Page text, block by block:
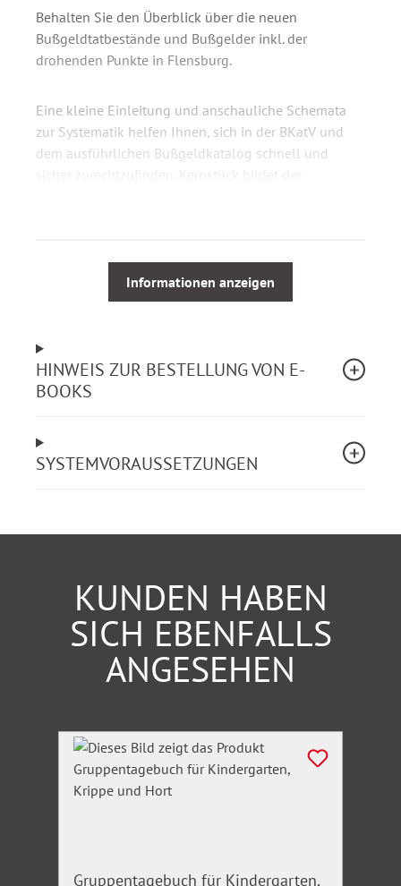
Behalten Sie den Überblick über die neuen
Bußgeldtatbestände und Bußgelder inkl. der
drohenden Punkte in Flensburg.
Eine kleine Einleitung und anschauliche Schemata
zur Systematik helfen Ihnen, sich in der BKatV und
dem ausführlichen Bußgeldkatalog schnell und
Fahreignungsregister und die Dauer eines etwaigen
Fahrverbots auflistet.
Alle Neuerungen im Überblick
Punkte/Fahrverbot
Konsequenzen während der Probezeit
Informationen anzeigen
HINWEIS ZUR BESTELLUNG VON E-
BOOKS
SYSTEMVORAUSSETZUNGEN
KUNDEN HABEN
SICH EBENFALLS
ANGESEHEN
Produktgalerie überspringen
Gruppentagebuch für Kindergarten,